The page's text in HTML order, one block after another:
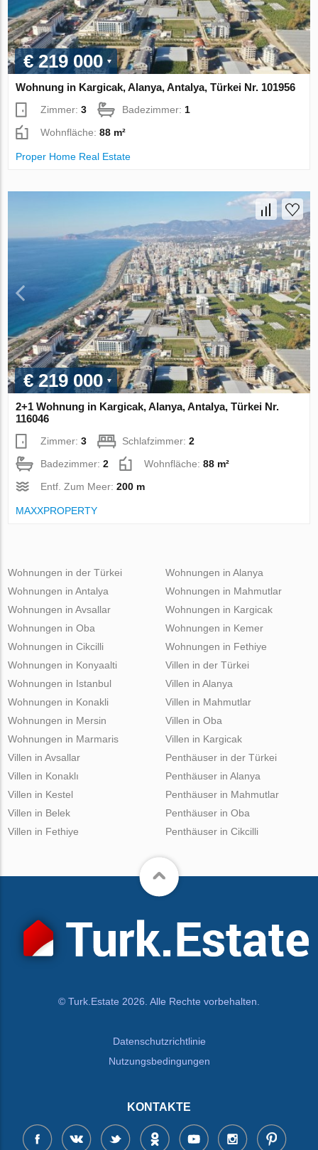
€ 219 000
Wohnung in Kargicak, Alanya, Antalya, Türkei Nr. 101956
Zimmer:3 Badezimmer: 1
Wohnfläche:88 m²
Proper Home Real Estate
€ 219 000
2+1 Wohnung in Kargicak, Alanya, Antalya, Türkei Nr.
116046
Zimmer:3 Schlafzimmer:2
Badezimmer:2 Wohnfläche:88 m²
Entf. Zum Meer:200 m
MAXXPROPERTY
Wohnungen in der Türkei
Wohnungen in Antalya
Wohnungen in Avsallar
Wohnungen in Oba
Wohnungen in Cikcilli
Wohnungen in Alanya
Wohnungen in Mahmutlar
Wohnungen in Kargicak
Wohnungen in Kemer
Wohnungen in Fethiye
Wohnungen in Konyaalti
Wohnungen in Istanbul
Wohnungen in Konakli
Wohnungen in Mersin
Wohnungen in Marmaris
Villen in der Türkei
Villen in Alanya
Villen in Mahmutlar
Villen in Oba
Villen in Kargicak
Villen in Avsallar
Villen in Konaklı
Villen in Kestel
Villen in Belek
Villen in Fethiye
Penthäuser in der Türkei
Penthäuser in Alanya
Penthäuser in Mahmutlar
Penthäuser in Oba
Penthäuser in Cikcilli
© Turk.Estate 2026. Alle Rechte vorbehalten.
Datenschutzrichtlinie
Nutzungsbedingungen
KONTAKTE